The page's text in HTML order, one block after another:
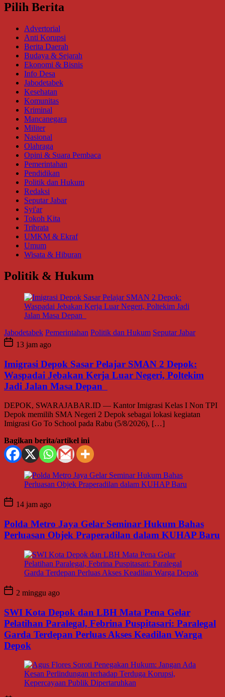
Pilih Berita
Advertorial
Anti Korupsi
Berita Daerah
Budaya & Sejarah
Ekonomi & Bisnis
Info Desa
Jabodetabek
Kesehatan
Komunitas
Kriminal
Mancanegara
Militer
Nasional
Olahraga
Opini & Suara Pembaca
Pemerintahan
Pendidikan
Politik dan Hukum
Redaksi
Seputar Jabar
Syi'ar
Tokoh Kita
Tribrata
UMKM & Ekraf
Umum
Wisata & Hiburan
Politik & Hukum
Jabodetabek Pemerintahan Politik dan Hukum Seputar Jabar
13 jam ago
Imigrasi Depok Sasar Pelajar SMAN 2 Depok:
Waspadai Jebakan Kerja Luar Negeri, Poltekim
Jadi Jalan Masa Depan
DEPOK, SWARAJABAR.ID — Kantor Imigrasi Kelas I Non TPI
Depok memilih SMA Negeri 2 Depok sebagai lokasi kegiatan
Imigrasi Go To School pada Rabu (5/8/2026), […]
Bagikan berita/artikel ini
14 jam ago
Polda Metro Jaya Gelar Seminar Hukum Bahas
Perluasan Objek Praperadilan dalam KUHAP Baru
2 minggu ago
SWI Kota Depok dan LBH Mata Pena Gelar
Pelatihan Paralegal, Febrina Puspitasari: Paralegal
Garda Terdepan Perluas Akses Keadilan Warga
Depok